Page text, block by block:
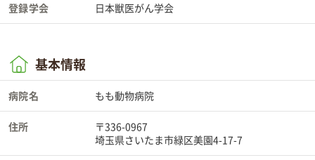
登録学会 日本獣医がん学会
基本情報
病院名 もも動物病院
住所
〒336-0967
埼玉県さいたま市緑区美園4-17-7